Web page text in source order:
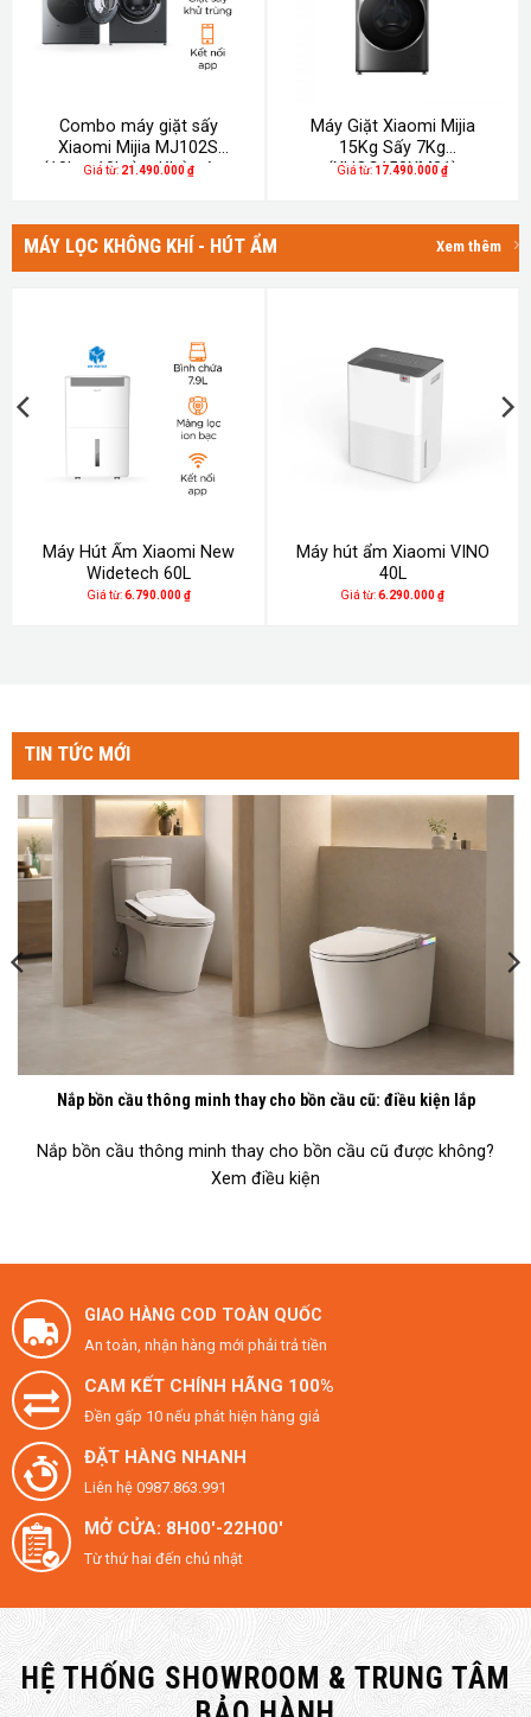
Combo máy giặt sấy
Xiaomi Mijia MJ102S
(10kg+10kg) – Khử trùng
Giá từ: 21.490.000₫
Máy Giặt Xiaomi Mijia
15Kg Sấy 7Kg
(XHQG150XM21)
Giá từ: 17.490.000₫
MÁY LỌC KHÔNG KHÍ - HÚT ẨM Xem thêm
Máy Hút Ẩm Xiaomi New
Widetech 60L
Giá từ:6.790.000₫
Máy hút ẩm Xiaomi VINO
40L
Giá từ:6.290.000₫
TIN TỨC MỚI
Nắp bồn cầu thông minh thay cho bồn cầu cũ: điều kiện lắp
Nắp bồn cầu thông minh thay cho bồn cầu cũ được không?
Xem điều kiện
GIAO HÀNG COD TOÀN QUỐC
An toàn, nhận hàng mới phải trả tiền
CAM KẾT CHÍNH HÃNG 100%
Đền gấp 10 nếu phát hiện hàng giả
ĐẶT HÀNG NHANH
Liên hệ 0987.863.991
MỞ CỬA: 8H00'-22H00'
Từ thứ hai đến chủ nhật
HỆ THỐNG SHOWROOM & TRUNG TÂM